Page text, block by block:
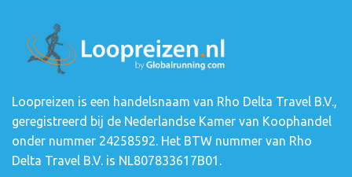
Loopreizen is een handelsnaam van Rho Delta Travel B.V.,
geregistreerd bij de Nederlandse Kamer van Koophandel
onder nummer 24258592. Het BTW nummer van Rho
Delta Travel B.V. is NL807833617B01.